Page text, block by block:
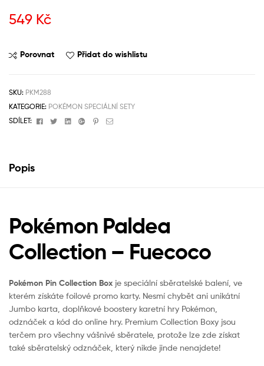
549 Kč
Porovnat Přidat do wishlistu
SKU: PKM288
KATEGORIE: POKÉMON SPECIÁLNÍ SETY
SDÍLET:
FacebookTwitterLinkedinGoogle+Pinterest
Email
Popis
Pokémon Paldea
Collection – Fuecoco
Pokémon Pin Collection Box je speciální sběratelské balení, ve
kterém získáte foilové promo karty. Nesmí chybět ani unikátní
Jumbo karta, doplňkové boostery karetní hry Pokémon,
odznáček a kód do online hry. Premium Collection Boxy jsou
terčem pro všechny vášnivé sběratele, protože lze zde získat
také sběratelský odznáček, který nikde jinde nenajdete!